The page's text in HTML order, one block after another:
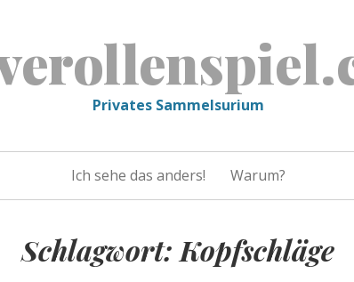
Privates Sammelsurium
Ich sehe das anders! Warum?
Schlagwort: Kopfschläge